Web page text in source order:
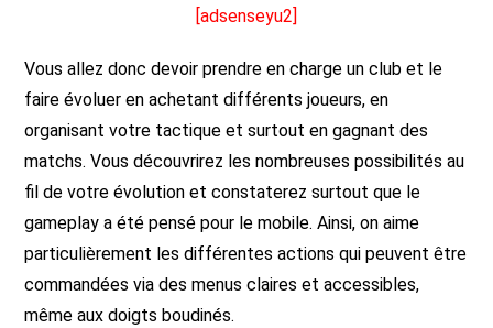
[adsenseyu2]
Vous allez donc devoir prendre en charge un club et le
faire évoluer en achetant différents joueurs, en
organisant votre tactique et surtout en gagnant des
matchs. Vous découvrirez les nombreuses possibilités au
fil de votre évolution et constaterez surtout que le
gameplay a été pensé pour le mobile. Ainsi, on aime
particulièrement les différentes actions qui peuvent être
commandées via des menus claires et accessibles,
même aux doigts boudinés.